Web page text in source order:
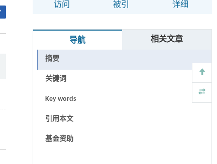
访问 被引 详细
导航 相关文章
摘要
关键词
Key words
引用本文
基金资助